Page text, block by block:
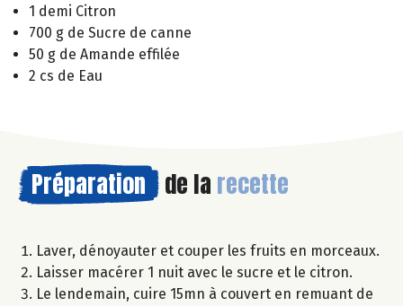
1 demi Citron
700 g de Sucre de canne
50 g de Amande effilée
2 cs de Eau
Préparation de la recette
Laver, dénoyauter et couper les fruits en morceaux.
Laisser macérer 1 nuit avec le sucre et le citron.
Le lendemain, cuire 15mn à couvert en remuant de